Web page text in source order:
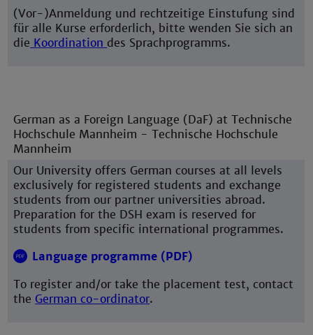
(Vor-)Anmeldung und rechtzeitige Einstufung sind
für alle Kurse erforderlich, bitte wenden Sie sich an
die Koordination des Sprachprogramms.
German as a Foreign Language (DaF) at Technische
Hochschule Mannheim - Technische Hochschule
Mannheim
Our University offers German courses at all levels
exclusively for registered students and exchange
students from our partner universities abroad.
Preparation for the DSH exam is reserved for
students from specific international programmes.
Language programme (PDF)
To register and/or take the placement test, contact
the German co-ordinator.